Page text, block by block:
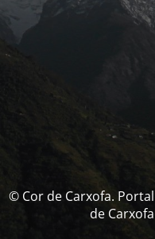
© Cor de Carxofa.
de